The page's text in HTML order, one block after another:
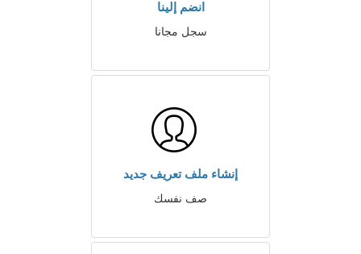
انضم إلينا
سجل مجانا
إنشاء ملف تعريف جديد
صف نفسك